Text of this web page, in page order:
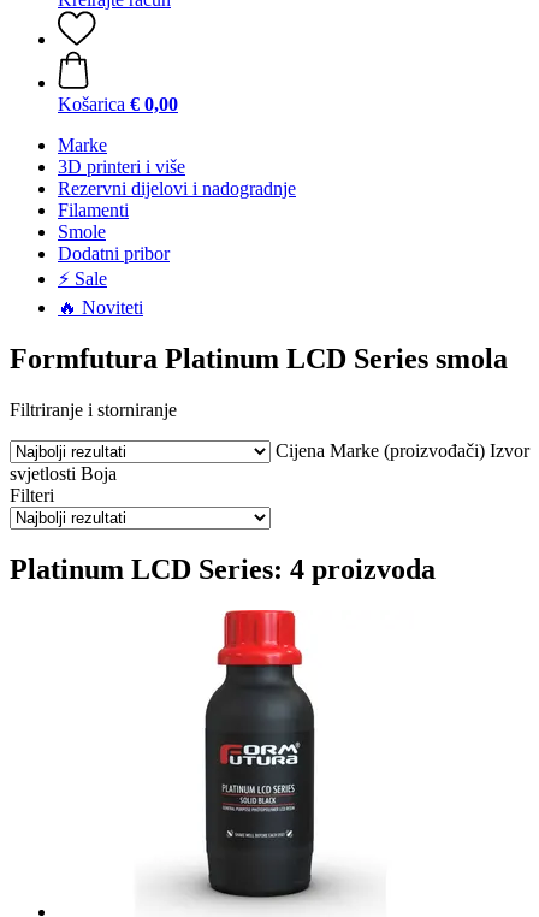
Košarica € 0,00
Marke
3D printeri i više
Rezervni dijelovi i nadogradnje
Filamenti
Smole
Dodatni pribor
⚡ Sale
🔥 Noviteti
Formfutura Platinum LCD Series smola
Filtriranje i storniranje
Cijena Marke (proizvođači) Izvor
svjetlosti Boja
Filteri
Platinum LCD Series: 4 proizvoda